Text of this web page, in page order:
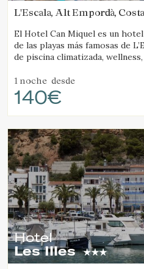
L'Escala, Alt Empordà,
El Hotel Can Miquel es un
de las playas más famosas de
de piscina climatizada, wellness, tenis y restaurante con
1 noche desde
140€
Hotel
Les Illes